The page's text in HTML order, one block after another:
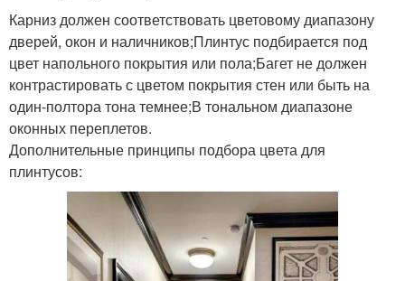
Карниз должен соответствовать цветовому диапазону
дверей, окон и наличников;Плинтус подбирается под
цвет напольного покрытия или пола;Багет не должен
контрастировать с цветом покрытия стен или быть на
один-полтора тона темнее;В тональном диапазоне
оконных переплетов.
Дополнительные принципы подбора цвета для
плинтусов: